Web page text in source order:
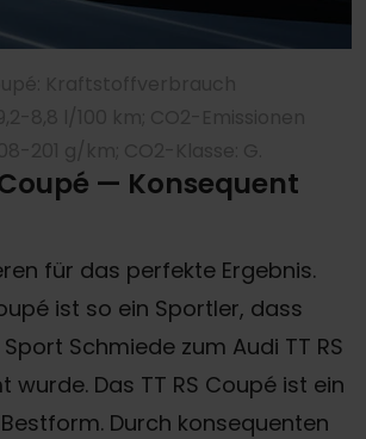
Coupé — Konsequent
für das perfekte Ergebnis.
ist so ein Sportler, dass
Schmiede zum Audi TT RS
Das TT RS Coupé ist ein
Durch konsequenten